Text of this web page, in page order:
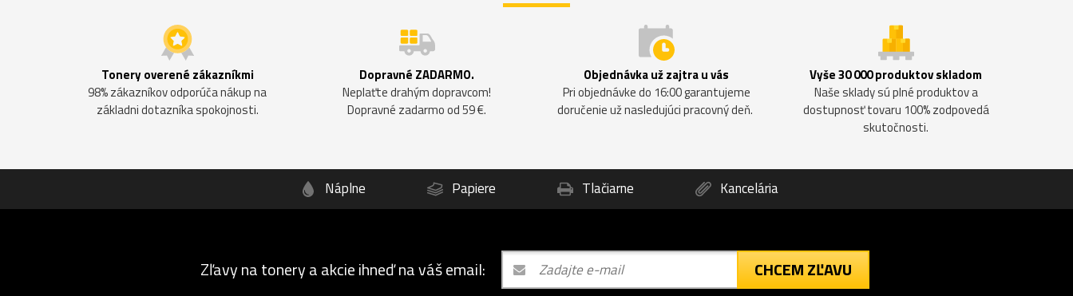
Tonery overené zákazníkmi
98% zákazníkov odporúča nákup na
základni dotazníka spokojnosti.
Dopravné ZADARMO.
Neplaťte drahým dopravcom!
Dopravné zadarmo od 59 €.
Objednávka už zajtra u vás
Pri objednávke do 16:00 garantujeme
doručenie už nasledujúci pracovný deň.
Vyše 30 000 produktov skladom
Naše sklady sú plné produktov a
dostupnosť tovaru 100% zodpovedá
skutočnosti.
Náplne Papiere Tlačiarne Kancelária
Zľavy na tonery a akcie ihneď na váš email: CHCEM ZĽAVU